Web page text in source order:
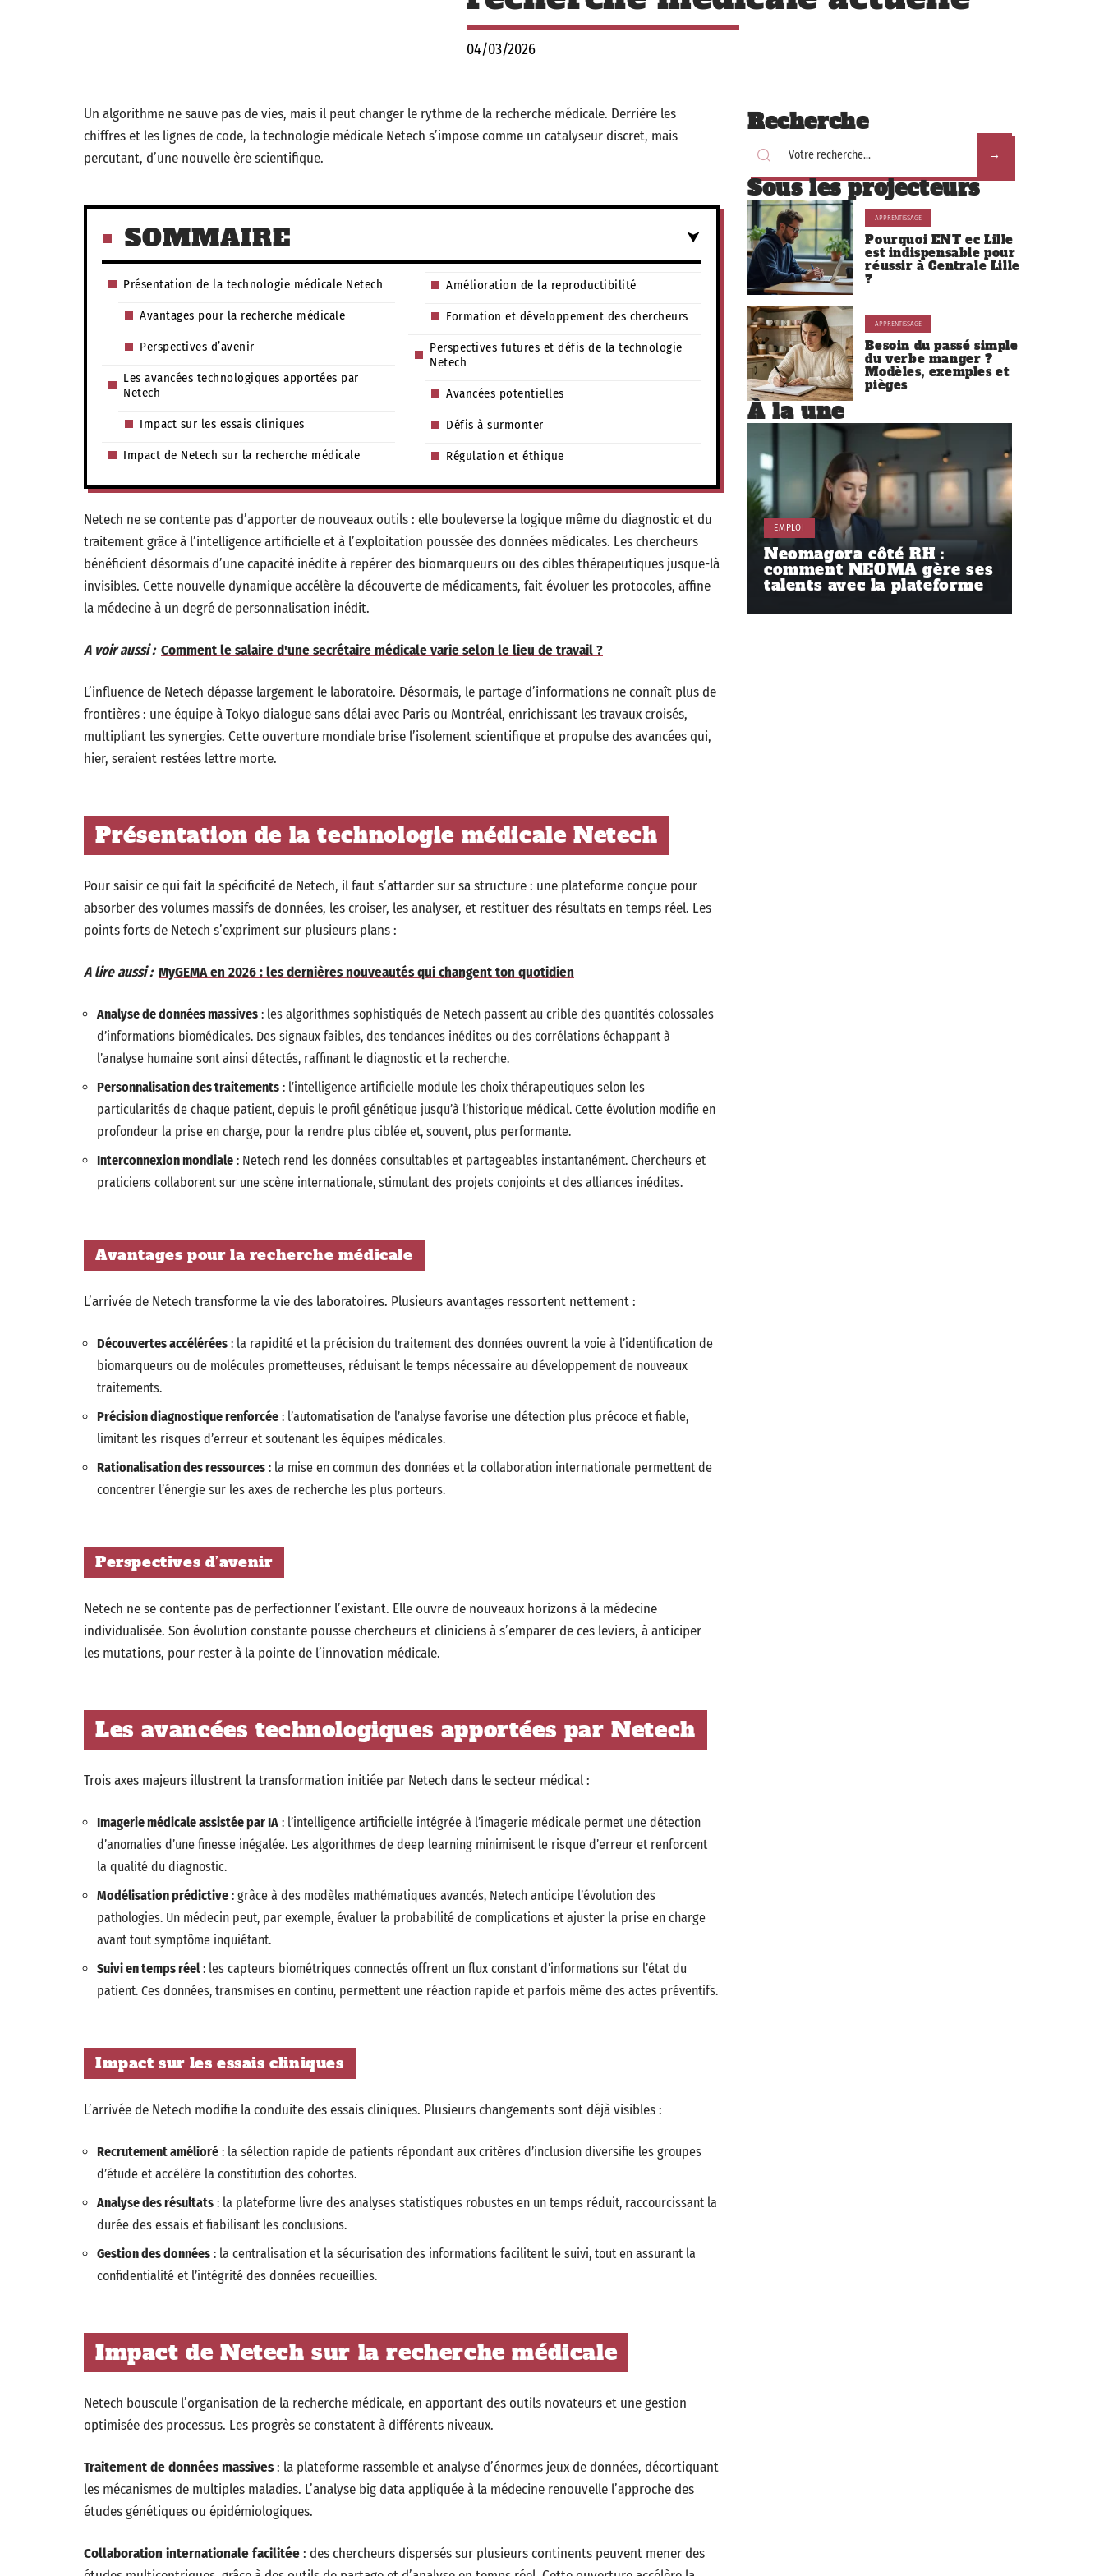
04/03/2026
Un algorithme ne sauve pas de vies, mais il peut changer le rythme de la recherche médicale. Derrière les
chiffres et les lignes de code, la technologie médicale Netech s’impose comme un catalyseur discret, mais
percutant, d’une nouvelle ère scientifique.
SOMMAIRE
Présentation de la technologie médicale Netech
Avantages pour la recherche médicale
Perspectives d’avenir
Les avancées technologiques apportées par
Netech
Impact sur les essais cliniques
Impact de Netech sur la recherche médicale
Amélioration de la reproductibilité
Formation et développement des chercheurs
Perspectives futures et défis de la technologie
Netech
Avancées potentielles
Défis à surmonter
Régulation et éthique
Netech ne se contente pas d’apporter de nouveaux outils : elle bouleverse la logique même du diagnostic et du
traitement grâce à l’intelligence artificielle et à l’exploitation poussée des données médicales. Les chercheurs
bénéficient désormais d’une capacité inédite à repérer des biomarqueurs ou des cibles thérapeutiques jusque-là
invisibles. Cette nouvelle dynamique accélère la découverte de médicaments, fait évoluer les protocoles, affine
la médecine à un degré de personnalisation inédit.
A voir aussi : Comment le salaire d'une secrétaire médicale varie selon le lieu de travail ?
L’influence de Netech dépasse largement le laboratoire. Désormais, le partage d’informations ne connaît plus de
frontières : une équipe à Tokyo dialogue sans délai avec Paris ou Montréal, enrichissant les travaux croisés,
multipliant les synergies. Cette ouverture mondiale brise l’isolement scientifique et propulse des avancées qui,
hier, seraient restées lettre morte.
Présentation de la technologie médicale Netech
Pour saisir ce qui fait la spécificité de Netech, il faut s’attarder sur sa structure : une plateforme conçue pour
absorber des volumes massifs de données, les croiser, les analyser, et restituer des résultats en temps réel. Les
points forts de Netech s’expriment sur plusieurs plans :
A lire aussi : MyGEMA en 2026 : les dernières nouveautés qui changent ton quotidien
Analyse de données massives : les algorithmes sophistiqués de Netech passent au crible des quantités colossales
d’informations biomédicales. Des signaux faibles, des tendances inédites ou des corrélations échappant à
l’analyse humaine sont ainsi détectés, raffinant le diagnostic et la recherche.
Personnalisation des traitements : l’intelligence artificielle module les choix thérapeutiques selon les
particularités de chaque patient, depuis le profil génétique jusqu’à l’historique médical. Cette évolution modifie en
profondeur la prise en charge, pour la rendre plus ciblée et, souvent, plus performante.
Interconnexion mondiale : Netech rend les données consultables et partageables instantanément. Chercheurs et
praticiens collaborent sur une scène internationale, stimulant des projets conjoints et des alliances inédites.
Avantages pour la recherche médicale
L’arrivée de Netech transforme la vie des laboratoires. Plusieurs avantages ressortent nettement :
Découvertes accélérées : la rapidité et la précision du traitement des données ouvrent la voie à l’identification de
biomarqueurs ou de molécules prometteuses, réduisant le temps nécessaire au développement de nouveaux
traitements.
Précision diagnostique renforcée : l’automatisation de l’analyse favorise une détection plus précoce et fiable,
limitant les risques d’erreur et soutenant les équipes médicales.
Rationalisation des ressources : la mise en commun des données et la collaboration internationale permettent de
concentrer l’énergie sur les axes de recherche les plus porteurs.
Perspectives d’avenir
Netech ne se contente pas de perfectionner l’existant. Elle ouvre de nouveaux horizons à la médecine
individualisée. Son évolution constante pousse chercheurs et cliniciens à s’emparer de ces leviers, à anticiper
les mutations, pour rester à la pointe de l’innovation médicale.
Les avancées technologiques apportées par Netech
Trois axes majeurs illustrent la transformation initiée par Netech dans le secteur médical :
Imagerie médicale assistée par IA : l’intelligence artificielle intégrée à l’imagerie médicale permet une détection
d’anomalies d’une finesse inégalée. Les algorithmes de deep learning minimisent le risque d’erreur et renforcent
la qualité du diagnostic.
Modélisation prédictive : grâce à des modèles mathématiques avancés, Netech anticipe l’évolution des
pathologies. Un médecin peut, par exemple, évaluer la probabilité de complications et ajuster la prise en charge
avant tout symptôme inquiétant.
Suivi en temps réel: les capteurs biométriques connectés offrent un flux constant d’informations sur l’état du
patient. Ces données, transmises en continu, permettent une réaction rapide et parfois même des actes préventifs.
Impact sur les essais cliniques
L’arrivée de Netech modifie la conduite des essais cliniques. Plusieurs changements sont déjà visibles :
Recrutement amélioré : la sélection rapide de patients répondant aux critères d’inclusion diversifie les groupes
d’étude et accélère la constitution des cohortes.
Analyse des résultats : la plateforme livre des analyses statistiques robustes en un temps réduit, raccourcissant la
durée des essais et fiabilisant les conclusions.
Gestion des données : la centralisation et la sécurisation des informations facilitent le suivi, tout en assurant la
confidentialité et l’intégrité des données recueillies.
Impact de Netech sur la recherche médicale
Netech bouscule l’organisation de la recherche médicale, en apportant des outils novateurs et une gestion
optimisée des processus. Les progrès se constatent à différents niveaux.
Traitement de données massives: la plateforme rassemble et analyse d’énormes jeux de données, décortiquant
les mécanismes de multiples maladies. L’analyse big data appliquée à la médecine renouvelle l’approche des
études génétiques ou épidémiologiques.
Collaboration internationale facilitée: des chercheurs dispersés sur plusieurs continents peuvent mener des
Recherche
Sous les projecteurs
APPRENTISSAGE
Pourquoi ENT ec Lille
est indispensable pour
réussir à Centrale Lille
?
APPRENTISSAGE
Besoin du passé simple
du verbe manger ?
Modèles, exemples et
pièges
À la une
EMPLOI
Neomagora côté RH :
comment NEOMA gère ses
talents avec la plateforme